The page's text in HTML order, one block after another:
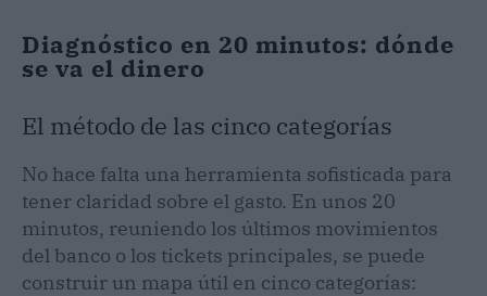
Diagnóstico en 20 minutos: dónde
se va el dinero
El método de las cinco categorías
No hace falta una herramienta sofisticada para
tener claridad sobre el gasto. En unos 20
minutos, reuniendo los últimos movimientos
del banco o los tickets principales, se puede
construir un mapa útil en cinco categorías: